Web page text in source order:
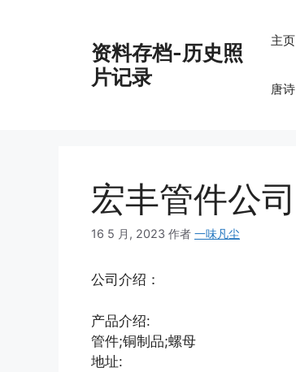
资料存档-历史照
片记录
主页
唐诗
宏丰管件公司
16 5 月, 2023 作者 一味凡尘
公司介绍：
产品介绍:
管件;铜制品;螺母
地址: